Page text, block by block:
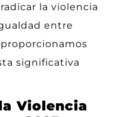
la violencia
entre
significativa
Violencia